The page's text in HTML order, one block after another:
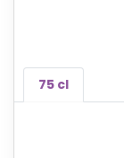
75 cl